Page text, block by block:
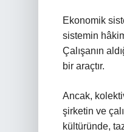
Ekonomik
sistemin
Çalışanın
bir araçtır.
Ancak,
şirketin ve
kültüründe,